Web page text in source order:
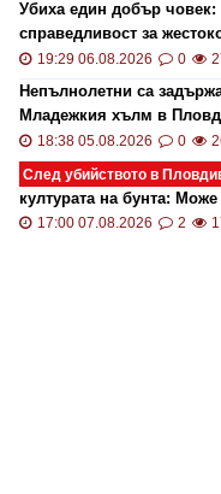
Убиха един добър
справедливост за
и ВИДЕО
19:29 06.08.2026 0
Непълнолетни са
Младежкия хълм в
хомофобски мотив
18:38 05.08.2026 0
След убийството в
културата на бунта:
жестокостта?
17:00 07.08.2026 2